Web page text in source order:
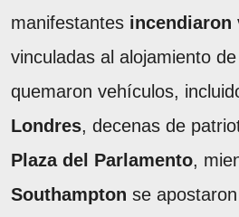
manifestantes incendiaron
vinculadas al alojamiento
quemaron vehículos,
Londres, decenas de
Plaza del Parlamento,
Southampton se